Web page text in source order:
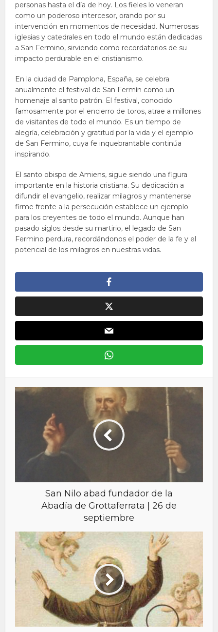
personas hasta el día de hoy. Los fieles lo veneran
como un poderoso intercesor, orando por su
intervención en momentos de necesidad. Numerosas
iglesias y catedrales en todo el mundo están dedicadas
a San Fermino, sirviendo como recordatorios de su
impacto perdurable en el cristianismo.
En la ciudad de Pamplona, España, se celebra
anualmente el festival de San Fermín como un
homenaje al santo patrón. El festival, conocido
famosamente por el encierro de toros, atrae a millones
de visitantes de todo el mundo. Es un tiempo de
alegría, celebración y gratitud por la vida y el ejemplo
de San Fermino, cuya fe inquebrantable continúa
inspirando.
El santo obispo de Amiens, sigue siendo una figura
importante en la historia cristiana. Su dedicación a
difundir el evangelio, realizar milagros y mantenerse
firme frente a la persecución establece un ejemplo
para los creyentes de todo el mundo. Aunque han
pasado siglos desde su martirio, el legado de San
Fermino perdura, recordándonos el poder de la fe y el
potencial de los milagros en nuestras vidas.
San Nilo abad fundador de la
Abadía de Grottaferrata | 26 de
septiembre